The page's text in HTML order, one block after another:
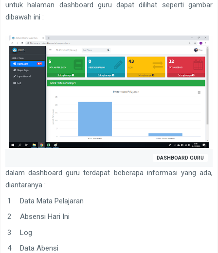
untuk halaman dashboard guru dapat dilihat seperti gambar
dibawah ini :
DASHBOARD GURU
dalam dashboard guru terdapat beberapa informasi yang ada,
diantaranya :
Data Mata Pelajaran
Absensi Hari Ini
Log
Data Abensi